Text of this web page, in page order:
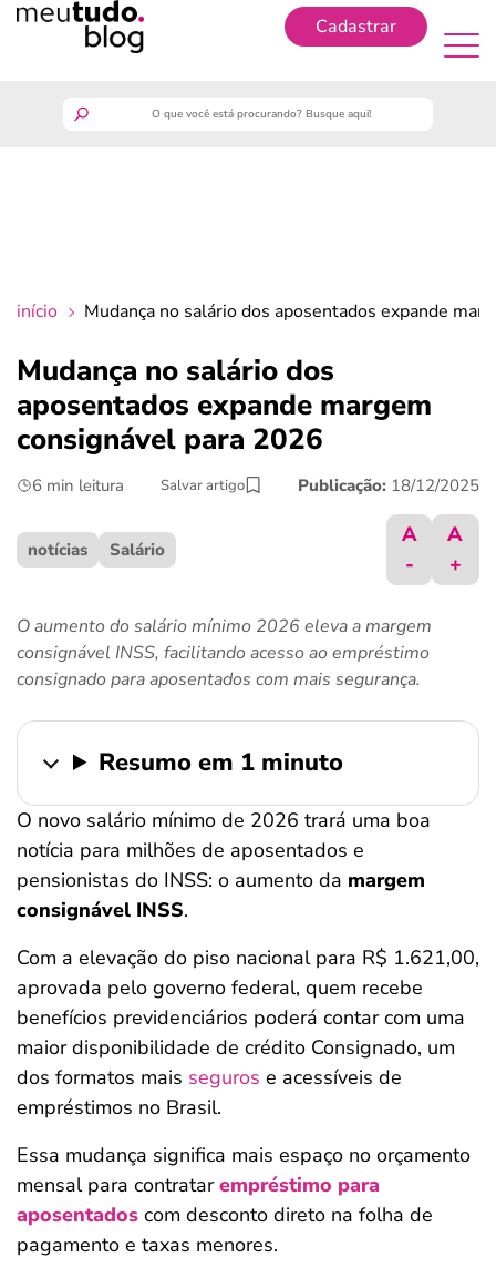
Cadastrar
crédito fácil
últimas notícias
início Mudança no salário dos aposentados expande
Mudança no salário dos
aposentados expande margem
consignável para 2026
6 min leitura Salvar artigo Publicação: 18/12/2025
notícias Salário
A
-
A
+
O aumento do salário mínimo 2026 eleva a margem
consignável INSS, facilitando acesso ao empréstimo
consignado para aposentados com mais segurança.
Resumo em 1 minuto
O novo salário mínimo de 2026 trará uma boa
notícia para milhões de aposentados e
pensionistas do INSS: o aumento da margem
consignável INSS.
Com a elevação do piso nacional para R$ 1.621,00,
aprovada pelo governo federal, quem recebe
benefícios previdenciários poderá contar com uma
maior disponibilidade de crédito Consignado, um
dos formatos mais seguros e acessíveis de
empréstimos no Brasil.
Essa mudança significa mais espaço no orçamento
mensal para contratarempréstimo para
aposentados com desconto direto na folha de
pagamento e taxas menores.